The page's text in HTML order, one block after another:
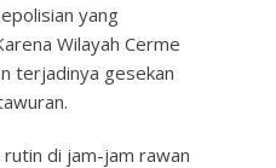
yang
Wilayah Cerme
terjadinya gesekan
di jam-jam rawan